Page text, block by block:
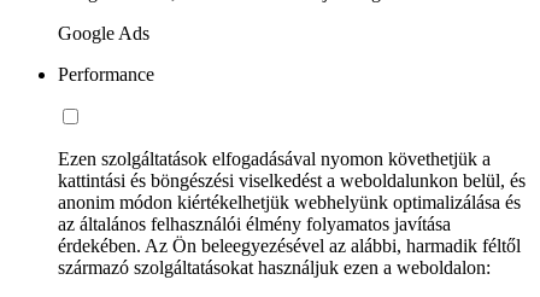
Google Ads
Performance
Ezen szolgáltatások elfogadásával nyomon követhetjük a
kattintási és böngészési viselkedést a weboldalunkon belül, és
anonim módon kiértékelhetjük webhelyünk optimalizálása és
az általános felhasználói élmény folyamatos javítása
érdekében. Az Ön beleegyezésével az alábbi, harmadik féltől
származó szolgáltatásokat használjuk ezen a weboldalon: